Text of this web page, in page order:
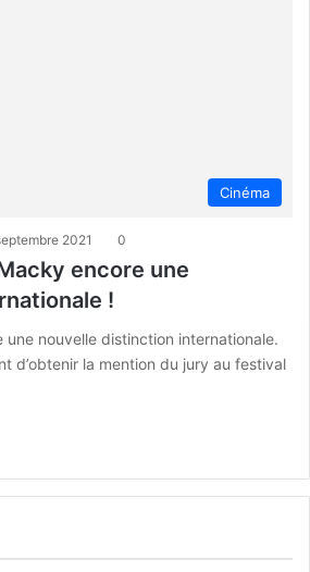
Cinéma
2021 0
encore une
!
nouvelle distinction internationale.
d’obtenir la mention du jury au festival